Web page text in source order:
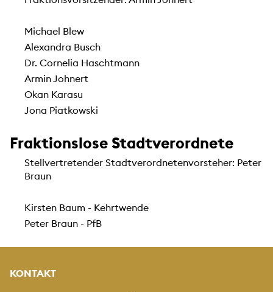
Michael Blew
Alexandra Busch
Dr. Cornelia Haschtmann
Armin Johnert
Okan Karasu
Jona Piatkowski
Fraktionslose Stadtverordnete
Stellvertretender Stadtverordnetenvorsteher: Peter
Braun
Kirsten Baum - Kehrtwende
Peter Braun - PfB
KONTAKT